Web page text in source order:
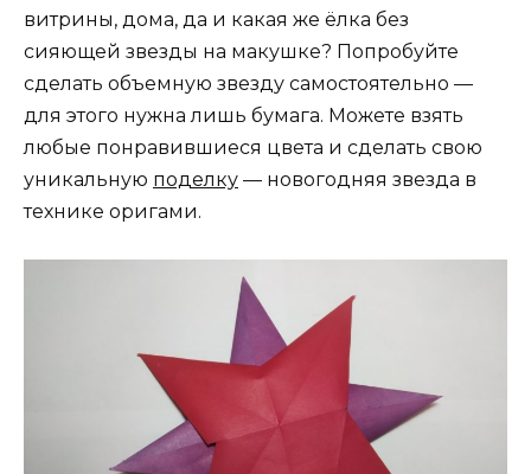
витрины, дома, да и какая же ёлка без
сияющей звезды на макушке? Попробуйте
сделать объемную звезду самостоятельно —
для этого нужна лишь бумага. Можете взять
любые понравившиеся цвета и сделать свою
уникальную поделку — новогодняя звезда в
технике оригами.